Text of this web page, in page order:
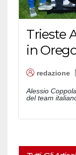
Trieste
in
redazione
Alessio
del team